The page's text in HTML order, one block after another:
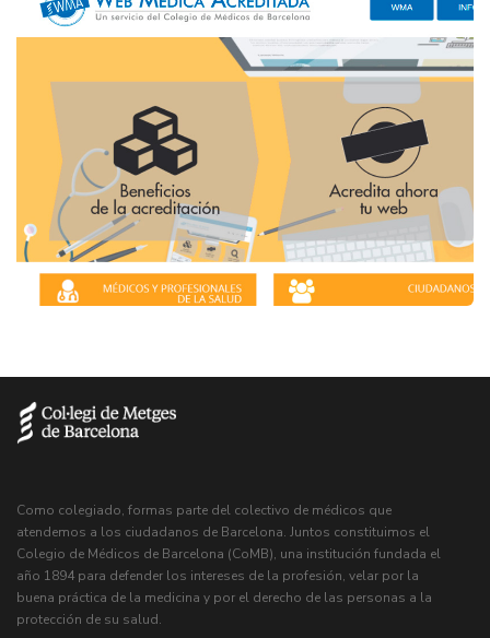
Como colegiado, formas parte del colectivo de médicos que
atendemos a los ciudadanos de Barcelona. Juntos constituimos el
Colegio de Médicos de Barcelona (CoMB), una institución fundada el
año 1894 para defender los intereses de la profesión, velar por la
buena práctica de la medicina y por el derecho de las personas a la
protección de su salud.